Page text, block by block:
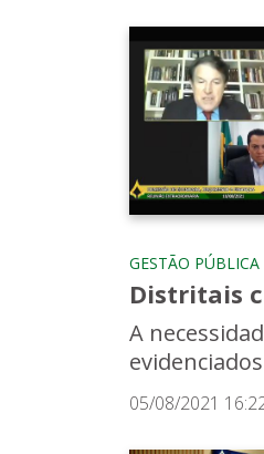
GESTÃO PÚBLICA
Distritais
A
05/08/2021